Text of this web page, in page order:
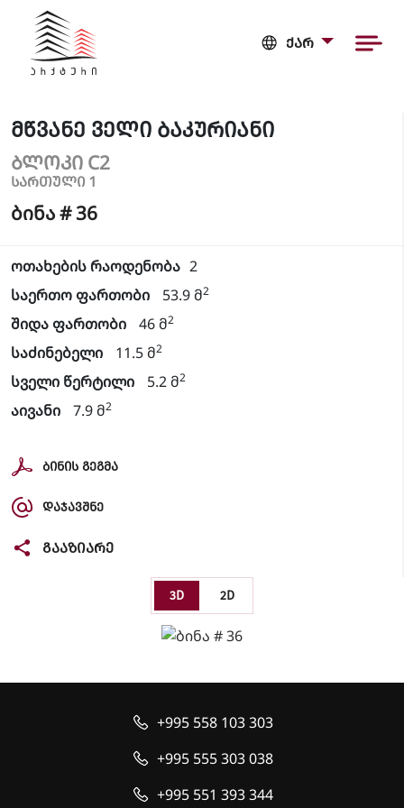
ᲥᲐᲠ
ᲛᲬᲕᲐᲜᲔ ᲕᲔᲚᲘ ᲑᲐᲙᲣᲠᲘᲐᲜᲘ
ᲑᲚᲝᲙᲘ C2
ᲡᲐᲠᲗᲣᲚᲘ 1
ბინა # 36
ოთახების რაოდენობა 2
საერთო ფართობი
53.9 მ2
შიდა ფართობი 46 მ2
საძინებელი 11.5 მ2
სველი წერტილი 5.2 მ2
აივანი 7.9 მ2
ᲑᲘᲜᲘᲡ ᲒᲔᲒᲛᲐ
ᲓᲐᲯᲐᲕᲨᲜᲔ
ᲒᲐᲐᲖᲘᲐᲠᲔ
3D 2D
+995 558 103 303
+995 555 303 038
+995 551 393 344